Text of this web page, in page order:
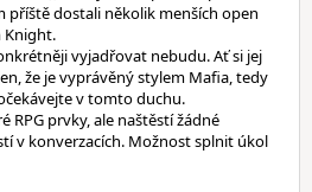
příště dostali několik menších open
Knight.
vyjadřovat nebudu. Ať si jej
že je vyprávěný stylem Mafia, tedy
v tomto duchu.
RPG prvky, ale naštěstí žádné
v konverzacích. Možnost splnit úkol